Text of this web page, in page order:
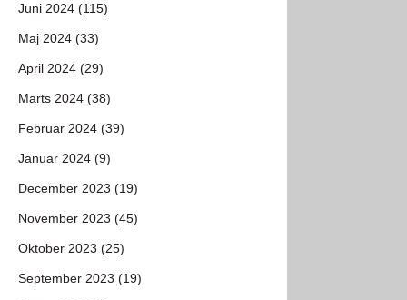
Juni 2024 (115)
Maj 2024 (33)
April 2024 (29)
Marts 2024 (38)
Februar 2024 (39)
Januar 2024 (9)
December 2023 (19)
November 2023 (45)
Oktober 2023 (25)
September 2023 (19)